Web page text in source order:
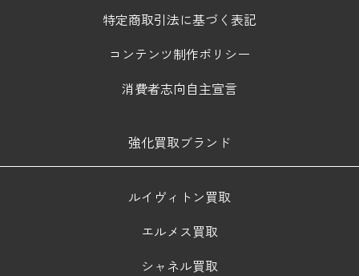
特定商取引法に基づく表記
コンテンツ制作ポリシー
消費者志向自主宣言
強化買取ブランド
ルイヴィトン買取
エルメス買取
シャネル買取